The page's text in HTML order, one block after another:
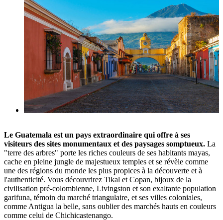
Le Guatemala est un pays extraordinaire qui offre à ses
visiteurs des sites monumentaux et des paysages somptueux. La
"terre des arbres" porte les riches couleurs de ses habitants mayas,
cache en pleine jungle de majestueux temples et se révèle comme
une des régions du monde les plus propices à la découverte et à
l'authenticité. Vous découvrirez Tikal et Copan, bijoux de la
civilisation pré-colombienne, Livingston et son exaltante population
garifuna, témoin du marché triangulaire, et ses villes coloniales,
comme Antigua la belle, sans oublier des marchés hauts en couleurs
comme celui de Chichicastenango.